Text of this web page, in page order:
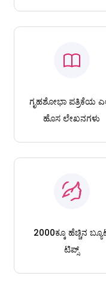
ಗೃಹಶೋಭಾ ಪತ್ರಿಕೆಯ
ಹೊಸ ಲೇಖನಗಳು
2000ಕ್ಕೂ ಹೆಚ್ಚಿನ
ಟಿಪ್ಸ್